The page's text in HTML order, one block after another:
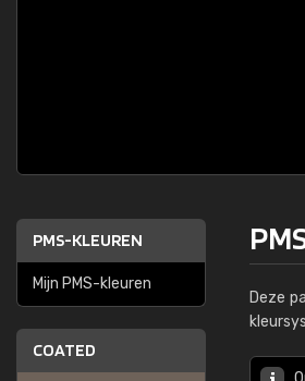
PMS-KLEUREN
Mijn PMS-kleuren
COATED
Deze